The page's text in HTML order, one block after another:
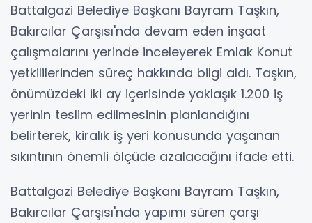
Battalgazi Belediye Başkanı Bayram Taşkın,
Bakırcılar Çarşısı'nda devam eden inşaat
çalışmalarını yerinde inceleyerek Emlak Konut
yetkililerinden süreç hakkında bilgi aldı. Taşkın,
önümüzdeki iki ay içerisinde yaklaşık 1.200 iş
yerinin teslim edilmesinin planlandığını
belirterek, kiralık iş yeri konusunda yaşanan
sıkıntının önemli ölçüde azalacağını ifade etti.
Battalgazi Belediye Başkanı Bayram Taşkın,
Bakırcılar Çarşısı'nda yapımı süren çarşı